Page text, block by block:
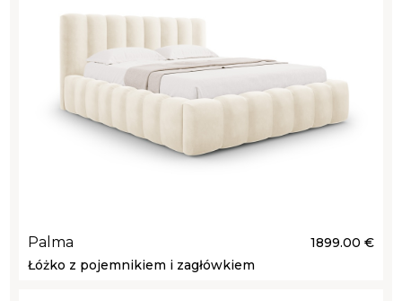
Palma
1899.00 €
Łóżko z pojemnikiem i zagłówkiem